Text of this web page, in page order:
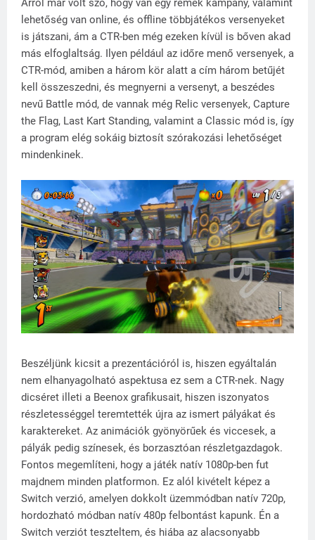
Arról már volt szó, hogy van egy remek kampány, valamint
lehetőség van online, és offline többjátékos versenyeket
is játszani, ám a CTR-ben még ezeken kívül is bőven akad
más elfoglaltság. Ilyen például az időre menő versenyek, a
CTR-mód, amiben a három kör alatt a cím három betűjét
kell összeszedni, és megnyerni a versenyt, a beszédes
nevű Battle mód, de vannak még Relic versenyek, Capture
the Flag, Last Kart Standing, valamint a Classic mód is, így
a program elég sokáig biztosít szórakozási lehetőséget
mindenkinek.
Beszéljünk kicsit a prezentációról is, hiszen egyáltalán
nem elhanyagolható aspektusa ez sem a CTR-nek. Nagy
dicséret illeti a Beenox grafikusait, hiszen iszonyatos
részletességgel teremtették újra az ismert pályákat és
karaktereket. Az animációk gyönyörűek és viccesek, a
pályák pedig színesek, és borzasztóan részletgazdagok.
Fontos megemlíteni, hogy a játék natív 1080p-ben fut
majdnem minden platformon. Ez alól kivételt képez a
Switch verzió, amelyen dokkolt üzemmódban natív 720p,
hordozható módban natív 480p felbontást kapunk. Én a
Switch verziót teszteltem, és hiába az alacsonyabb